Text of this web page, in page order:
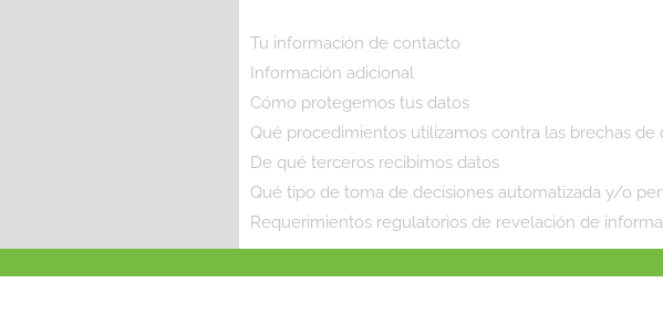
Tu información de contacto
Información adicional
Cómo protegemos tus datos
Qué procedimientos utilizamos contra las brechas de
De qué terceros recibimos datos
Qué tipo de toma de decisiones automatizada y/o
Requerimientos regulatorios de revelación de